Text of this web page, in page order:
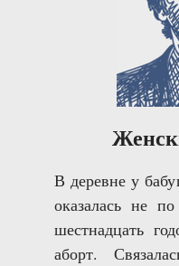
В деревне у
оказалась не
шестнадцать
аборт.